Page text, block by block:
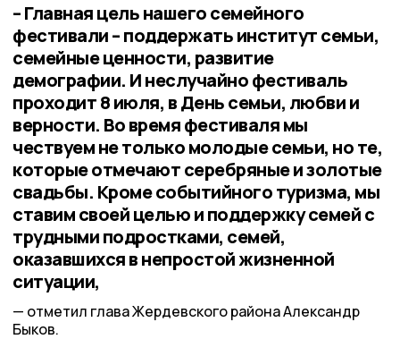
– Главная цель нашего семейного
фестивали – поддержать институт семьи,
семейные ценности, развитие
демографии. И неслучайно фестиваль
проходит 8 июля, в День семьи, любви и
верности. Во время фестиваля мы
чествуем не только молодые семьи, но те,
которые отмечают серебряные и золотые
свадьбы. Кроме событийного туризма, мы
ставим своей целью и поддержку семей с
трудными подростками, семей,
оказавшихся в непростой жизненной
ситуации,
отметил глава Жердевского района Александр
Быков.